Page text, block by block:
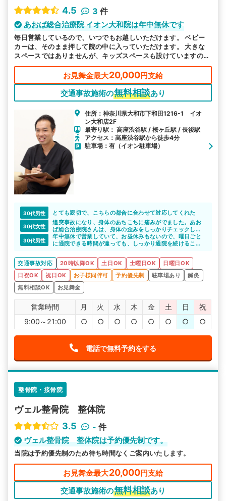
駅から探す 院名から探す
4.5
3 件
あおば総合治療院 イオン大和院は年中無休です
毎日営業しているので、いつでもお越しいただけます。 ベビー
カーは、そのまま押して院の中に入っていただけます。 大きな
スペースではありませんが、キッズスペースも設けていますの
で、お子様連れの方は安心してお越しください。
お見舞金最大20,000円支給
交通事故施術の無料相談あり
住所：神奈川県大和市下和田1216-1 イオ
ン大和店2F
最寄り駅： 高座渋谷駅 / 桜ヶ丘駅 / 長後駅
アクセス：高座渋谷駅から徒歩4分
駐車場：有（イオン駐車場）
30代男性 とても親切で、こちらの都合に合わせて対応してくれた
30代女性
追突事故になり、身体のあちこちに痛みがでました。あお
ば総合治療院さんは、身体の歪みをしっかりチェックして
くれます。全身の写真を撮って、自分では確認・自覚して
いなかった歪みをみつけてくれました。
30代男性
年中無休で営業していて、お昼休みもないので、曜日ごと
に通院できる時間が違っても、しっかり通院を続けること
21時までの営業時間も、平日は仕事がある私には嬉しかっ
たです。
交通事故対応 20時以降OK 土日OK 土曜日OK
日曜日OK
日祝OK
祝日OK お子様同伴可 予約優先制 駐車場あり
鍼灸
無料相談OK
お見舞金
営業時間 月 火 水 木 金 土 日
祝
9:00～21:00
○ ○ ○ ○ ○ ○ ○ ○
電話で無料予約をする
整骨院・接骨院
ヴェル整骨院 整体院
3.5
- 件
ヴェル整骨院 整体院は予約優先制です。
当院は予約優先制のため待ち時間なくご案内いたします。
お見舞金最大20,000円支給
交通事故施術の無料相談あり